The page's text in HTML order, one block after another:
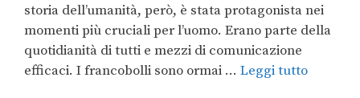
storia dell’umanità, però, è stata protagonista nei
momenti più cruciali per l’uomo. Erano parte della
quotidianità di tutti e mezzi di comunicazione
efficaci. I francobolli sono ormai … Leggi tutto